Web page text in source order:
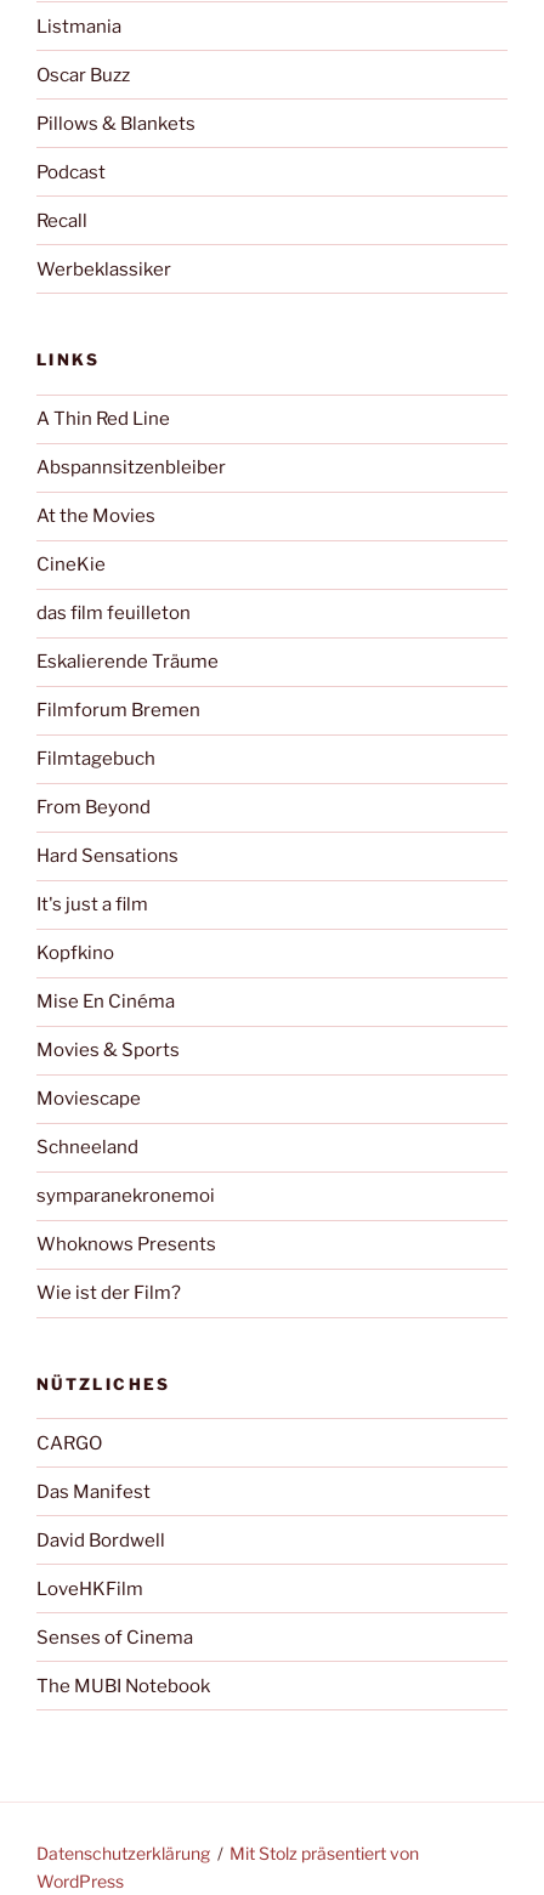
Listmania
Oscar Buzz
Pillows & Blankets
Podcast
Recall
Werbeklassiker
LINKS
A Thin Red Line
Abspannsitzenbleiber
At the Movies
CineKie
das film feuilleton
Eskalierende Träume
Filmforum Bremen
Filmtagebuch
From Beyond
Hard Sensations
It's just a film
Kopfkino
Mise En Cinéma
Movies & Sports
Moviescape
Schneeland
symparanekronemoi
Whoknows Presents
Wie ist der Film?
NÜTZLICHES
CARGO
Das Manifest
David Bordwell
LoveHKFilm
Senses of Cinema
The MUBI Notebook
Datenschutzerklärung
Mit Stolz präsentiert von
WordPress